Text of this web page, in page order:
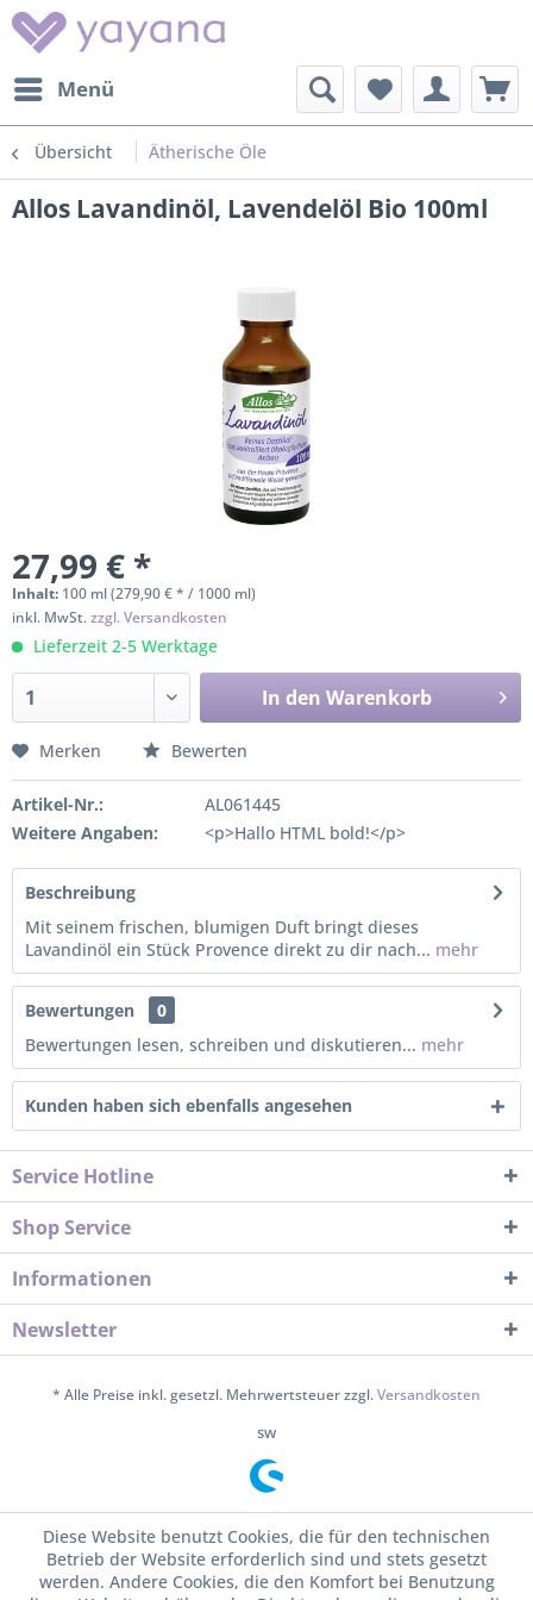
Menü
Übersicht Ätherische Öle
Allos Lavandinöl, Lavendelöl Bio 100ml
27,99 € *
Inhalt: 100 ml (279,90 € * / 1000 ml)
inkl. MwSt.zzgl. Versandkosten
Lieferzeit 2-5 Werktage
In den Warenkorb
Merken Bewerten
Artikel-Nr.:
AL061445
Weitere Angaben:
<p>Hallo HTML bold!</p>
Beschreibung
Mit seinem frischen, blumigen Duft bringt dieses
Lavandinöl ein Stück Provence direkt zu dir nach... mehr
Bewertungen
0
Bewertungen lesen, schreiben und diskutieren... mehr
Kunden haben sich ebenfalls angesehen
Service Hotline
Shop Service
Informationen
Newsletter
* Alle Preise inkl. gesetzl. Mehrwertsteuer zzgl.Versandkosten
sw
Diese Website benutzt Cookies, die für den technischen
Betrieb der Website erforderlich sind und stets gesetzt
werden. Andere Cookies, die den Komfort bei Benutzung